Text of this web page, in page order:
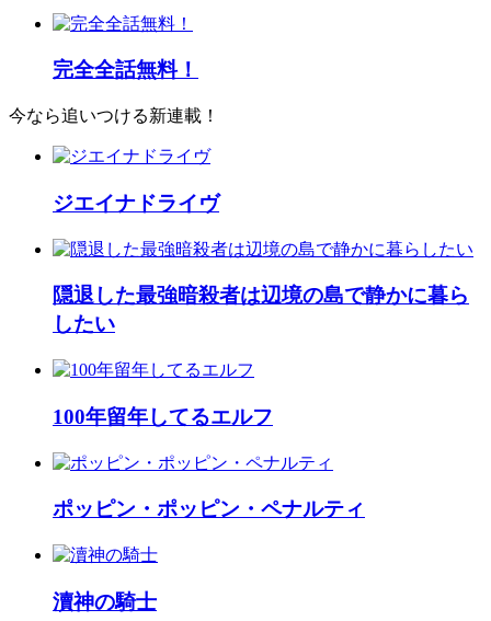
完全全話無料！
今なら追いつける新連載！
ジエイナドライヴ
隠退した最強暗殺者は辺境の島で静かに暮ら
したい
100年留年してるエルフ
ポッピン・ポッピン・ペナルティ
瀆神の騎士